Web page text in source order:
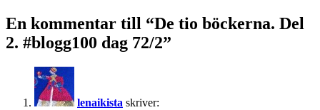
En kommentar till “De tio böckerna. Del
2. #blogg100 dag 72/2”
lenaikista skriver: